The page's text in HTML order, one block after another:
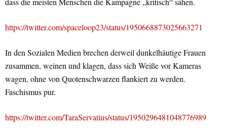
https://twitter.com/spaceloop23/status/1950668873025663271
In den Sozialen Medien brechen derweil dunkelhäutige Frauen
zusammen, weinen und klagen, dass sich Weiße vor Kameras
wagen, ohne von Quotenschwarzen flankiert zu werden.
Faschismus pur.
https://twitter.com/TaraServatius/status/1950296481048776989